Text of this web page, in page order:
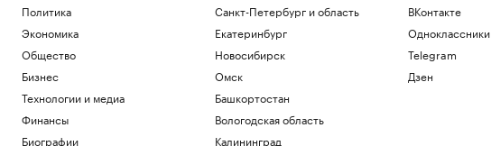
Политика
Экономика
Общество
Бизнес
Технологии и медиа
Финансы
Биографии
Санкт-Петербург и область
Екатеринбург
Новосибирск
Омск
Башкортостан
Вологодская область
Калининград
ВКонтакте
Одноклассники
Telegram
Дзен